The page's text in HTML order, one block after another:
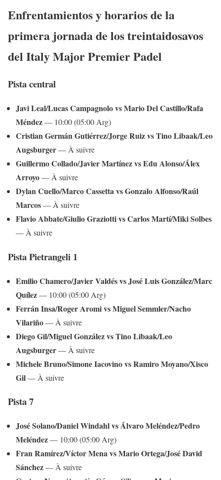
Enfrentamientos y horarios de la
primera jornada de los treintaidosavos
del Italy Major Premier Padel
Pista central
Javi Leal/Lucas Campagnolo vs Mario Del Castillo/Rafa
Méndez— 10:00 (05:00 Arg)
Cristian Germán Gutiérrez/Jorge Ruiz vs Tino Libaak/Leo
Augsburger— À suivre
Guillermo Collado/Javier Martínez vs Edu Alonso/Álex
Arroyo— À suivre
Dylan Cuello/Marco Cassetta vs Gonzalo Alfonso/Raúl
Marcos— À suivre
Flavio Abbate/Giulio Graziotti vs Carlos Martí/Miki Solbes
— À suivre
Pista Pietrangeli 1
Emilio Chamero/Javier Valdés vs José Luis González/Marc
Quílez— 10:00 (05:00 Arg)
Ferrán Insa/Roger Aromi vs Miguel Semmler/Nacho
Vilariño— À suivre
Diego Gil/Miguel González vs Tino Libaak/Leo
Augsburger— À suivre
Michele Bruno/Simone Iacovino vs Ramiro Moyano/Xisco
Gil— À suivre
Pista 7
José Solano/Daniel Windahl vs Álvaro Meléndez/Pedro
Meléndez— 10:00 (05:00 Arg)
Fran Ramírez/Víctor Mena vs Mario Ortega/José David
Sánchez— À suivre